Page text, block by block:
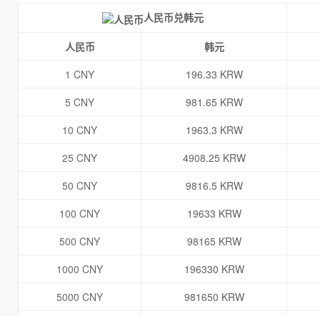
人民币兑韩元
人民币
韩元
1 CNY
196.33 KRW
5 CNY
981.65 KRW
10 CNY
1963.3 KRW
25 CNY
4908.25 KRW
50 CNY
9816.5 KRW
100 CNY
19633 KRW
500 CNY
98165 KRW
1000 CNY
196330 KRW
5000 CNY
981650 KRW